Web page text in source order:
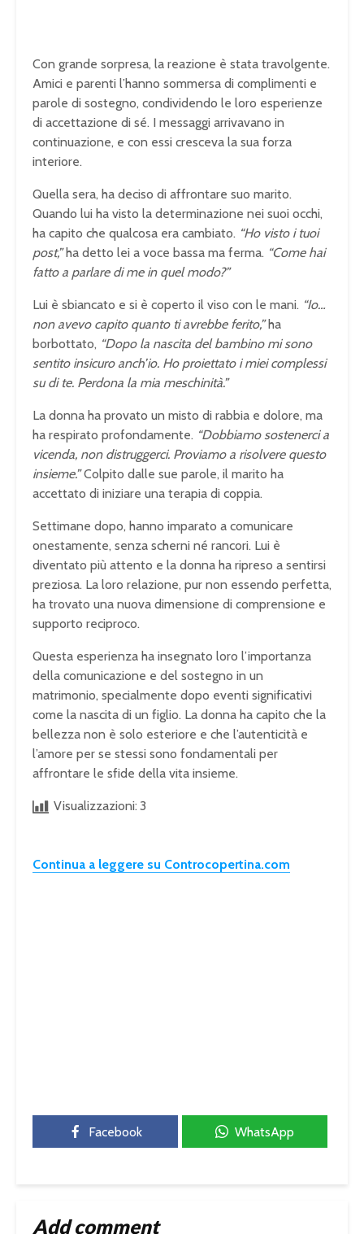
Con grande sorpresa, la reazione è stata travolgente.
Amici e parenti l’hanno sommersa di complimenti e
parole di sostegno, condividendo le loro esperienze
di accettazione di sé. I messaggi arrivavano in
continuazione, e con essi cresceva la sua forza
interiore.
Quella sera, ha deciso di affrontare suo marito.
Quando lui ha visto la determinazione nei suoi occhi,
ha capito che qualcosa era cambiato. “Ho visto i tuoi
post,”ha detto lei a voce bassa ma ferma. “Come hai
fatto a parlare di me in quel modo?”
Lui è sbiancato e si è coperto il viso con le mani. “Io…
non avevo capito quanto ti avrebbe ferito,”ha
borbottato, “Dopo la nascita del bambino mi sono
sentito insicuro anch’io. Ho proiettato i miei complessi
su di te. Perdona la mia meschinità.”
La donna ha provato un misto di rabbia e dolore, ma
ha respirato profondamente. “Dobbiamo sostenerci a
vicenda, non distruggerci. Proviamo a risolvere questo
insieme.”Colpito dalle sue parole, il marito ha
accettato di iniziare una terapia di coppia.
Settimane dopo, hanno imparato a comunicare
onestamente, senza scherni né rancori. Lui è
diventato più attento e la donna ha ripreso a sentirsi
preziosa. La loro relazione, pur non essendo perfetta,
ha trovato una nuova dimensione di comprensione e
supporto reciproco.
Questa esperienza ha insegnato loro l’importanza
della comunicazione e del sostegno in un
matrimonio, specialmente dopo eventi significativi
come la nascita di un figlio. La donna ha capito che la
bellezza non è solo esteriore e che l’autenticità e
l’amore per se stessi sono fondamentali per
affrontare le sfide della vita insieme.
Visualizzazioni: 3
Continua a leggere su Controcopertina.com
Facebook WhatsApp
Add comment